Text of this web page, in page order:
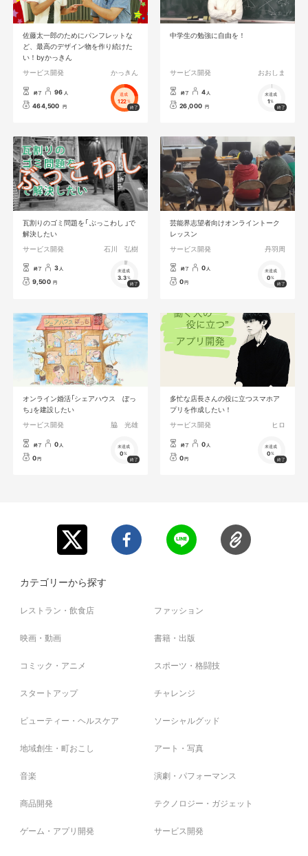
佐藤太一郎のためにパンフレットな
ど、最高のデザイン物を作り続けた
い！byかっきん
サービス開発
かっきん
終了 96 人
464,500 円
達成
122%
中学生の勉強に自由を！
サービス開発 おおしま
終了 4 人
26,000 円
未達成
1%
瓦割りのゴミ問題を「 ぶっこわし 」で
解決したい
サービス開発
石川 弘樹
終了 3 人
9,500 円
未達成
3.3%
芸能界志望者向けオンライントーク
レッスン
サービス開発
丹羽周
終了 0 人
0円
未達成
0%
オンライン婚活「シェアハウス ぼっ
ち」を建設したい
サービス開発
脇 光雄
終了 0 人
0円
未達成
0%
多忙な店長さんの役に立つスマホア
プリを作成したい！
サービス開発
ヒロ
終了 0 人
0円
未達成
0%
カテゴリーから探す
レストラン・飲食店 ファッション
映画・動画 書籍・出版
コミック・アニメ スポーツ・格闘技
スタートアップ チャレンジ
ビューティー・ヘルスケア ソーシャルグッド
地域創生・町おこし アート・写真
音楽 演劇・パフォーマンス
商品開発 テクノロジー・ガジェット
ゲーム・アプリ開発 サービス開発